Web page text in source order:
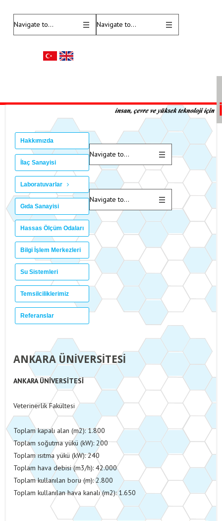
Hakkımızda
İlaç Sanayisi
Laboratuvarlar
Gıda Sanayisi
Hassas Ölçüm Odaları
Bilgi İşlem Merkezleri
Su Sistemleri
Temsilciliklerimiz
Referanslar
ANKARA ÜNİVERSİTESİ
ANKARA ÜNİVERSİTESİ
Veterinerlik Fakültesi
Toplam kapalı alan (m2): 1.800
Toplam soğutma yükü (kW): 200
Toplam ısıtma yükü (kW): 240
Toplam hava debisi (m3/h): 42.000
Toplam kullanılan boru (m): 2.800
Toplam kullanılan hava kanalı (m2): 1.650